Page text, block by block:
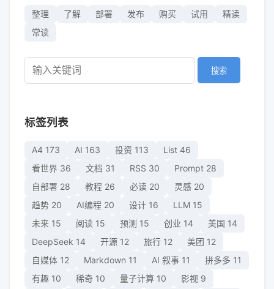
整理 了解 部署 发布 购买 试用
精读
常读
搜索
标签列表
A4 173 AI 163 投资 113 List 46
看世界 36 文档 31 RSS 30 Prompt 28
自部署 28 教程 26 必读 20 灵感 20
趋势 20 AI编程 20 设计 16 LLM 15
未来 15 阅读 15 预测 15 创业 14 美国 14
DeepSeek 14 开源 12 旅行 12 美团 12
自媒体 12 Markdown 11 AI 叙事 11 拼多多 11
有趣 10 稀奇 10 量子计算 10 影视 9